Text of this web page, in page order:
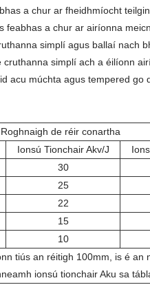
a chur ar fheidhmíocht
feabhas a chur ar airíonna
simplí agus ballaí nach
simplí ach a éilíonn
acu múchta agus tempered go
Roghnaigh de réir conartha
Ionsú Tionchair Akv/J
30
25
22
15
10
tiús an réitigh 100mm, is é an
ionsú tionchair Aku sa